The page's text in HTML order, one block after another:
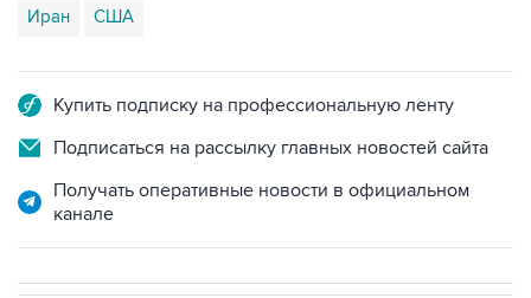
Иран США
Купить подписку на профессиональную ленту
Подписаться на рассылку главных новостей сайта
Получать оперативные новости в официальном
канале